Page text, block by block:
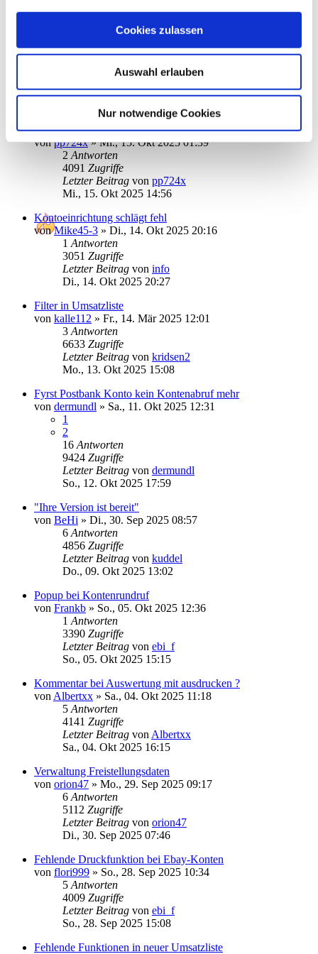
Cookies zulassen
Auswahl erlauben
Nur notwendige Cookies
vonFBilda»Mo., 20. Okt 2025 19:43
Antworten
Zugriffe
Letzter Beitragvonebi_f
Kontoauszug Abruf monatlich (Einstellung)
vonpp724x»Mi., 15. Okt 2025 01:39
2 Antworten
4091 Zugriffe
Letzter Beitrag von pp724x
Mi., 15. Okt 2025 14:56
Kontoeinrichtung schlägt fehl
vonMike45-3 » Di., 14. Okt 2025 20:16
1 Antworten
3051 Zugriffe
Letzter Beitrag von info
Di., 14. Okt 2025 20:27
Filter in Umsatzliste
von kalle112 » Fr., 14. Mär 2025 12:01
3 Antworten
6633 Zugriffe
Letzter Beitrag von kridsen2
Mo., 13. Okt 2025 15:08
Fyrst Postbank Konto kein Kontenabruf mehr
von dermundl » Sa., 11. Okt 2025 12:31
1
2
16 Antworten
9424 Zugriffe
Letzter Beitrag von dermundl
So., 12. Okt 2025 17:59
"Ihre Version ist bereit"
von BeHi » Di., 30. Sep 2025 08:57
6 Antworten
4856 Zugriffe
Letzter Beitrag von kuddel
Do., 09. Okt 2025 13:02
Popup bei Kontenrundruf
von Frankb » So., 05. Okt 2025 12:36
1 Antworten
3390 Zugriffe
Letzter Beitrag von ebi_f
So., 05. Okt 2025 15:15
Kommentar bei Auswertung mit ausdrucken ?
von Albertxx » Sa., 04. Okt 2025 11:18
5 Antworten
4141 Zugriffe
Letzter Beitrag von Albertxx
Sa., 04. Okt 2025 16:15
Verwaltung Freistellungsdaten
von orion47 » Mo., 29. Sep 2025 09:17
6 Antworten
5112 Zugriffe
Letzter Beitrag von orion47
Di., 30. Sep 2025 07:46
Fehlende Druckfunktion bei Ebay-Konten
von flori999 » So., 28. Sep 2025 10:34
5 Antworten
4009 Zugriffe
Letzter Beitrag von ebi_f
So., 28. Sep 2025 15:08
Fehlende Funktionen in neuer Umsatzliste